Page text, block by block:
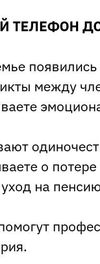
ТЕЛЕФОН
между
о
на